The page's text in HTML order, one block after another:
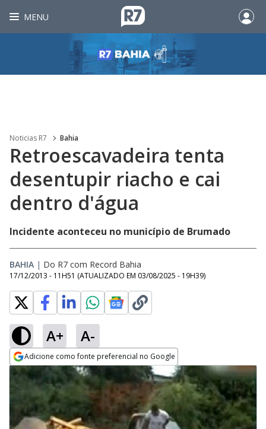
MENU
Noticias R7 Bahia
Retroescavadeira tenta
desentupir riacho e cai
dentro d'água
Incidente aconteceu no município de Brumado
BAHIA | Do R7 com Record Bahia
17/12/2013 - 11H51 (ATUALIZADO EM 03/08/2025 - 19H39)
A+ A-
Adicione como fonte preferencial no Google
Opens in new window